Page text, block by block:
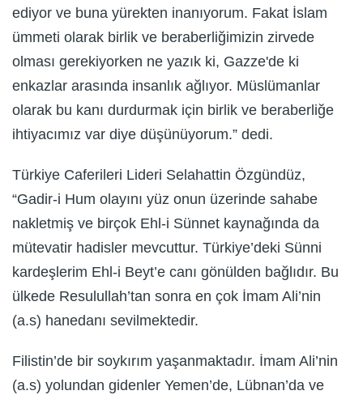
ediyor ve buna yürekten inanıyorum. Fakat İslam
ümmeti olarak birlik ve beraberliğimizin zirvede
olması gerekiyorken ne yazık ki, Gazze'de ki
enkazlar arasında insanlık ağlıyor. Müslümanlar
olarak bu kanı durdurmak için birlik ve beraberliğe
ihtiyacımız var diye düşünüyorum.” dedi.
Türkiye Caferileri Lideri Selahattin Özgündüz,
“Gadir-i Hum olayını yüz onun üzerinde sahabe
nakletmiş ve birçok Ehl-i Sünnet kaynağında da
mütevatir hadisler mevcuttur. Türkiye’deki Sünni
kardeşlerim Ehl-i Beyt’e canı gönülden bağlıdır. Bu
ülkede Resulullah’tan sonra en çok İmam Ali’nin
(a.s) hanedanı sevilmektedir.
Filistin’de bir soykırım yaşanmaktadır. İmam Ali’nin
(a.s) yolundan gidenler Yemen’de, Lübnan’da ve